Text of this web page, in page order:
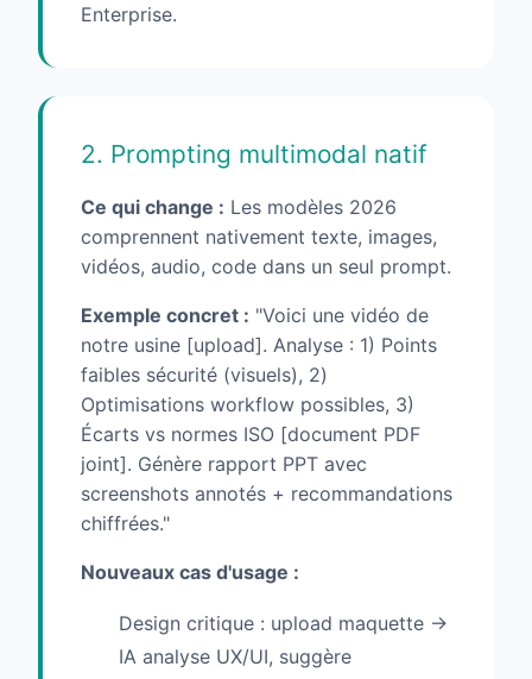
Enterprise.
2. Prompting multimodal natif
Ce qui change : Les modèles 2026
comprennent nativement texte, images,
vidéos, audio, code dans un seul prompt.
Exemple concret : "Voici une vidéo de
notre usine [upload]. Analyse : 1) Points
faibles sécurité (visuels), 2)
Optimisations workflow possibles, 3)
Écarts vs normes ISO [document PDF
joint]. Génère rapport PPT avec
screenshots annotés + recommandations
chiffrées."
Nouveaux cas d'usage :
Design critique : upload maquette →
IA analyse UX/UI, suggère